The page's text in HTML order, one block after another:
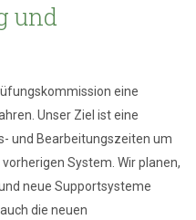
und
eine
Unser Ziel ist eine
und Bearbeitungszeiten um
System. Wir planen,
neue Supportsysteme
die neuen